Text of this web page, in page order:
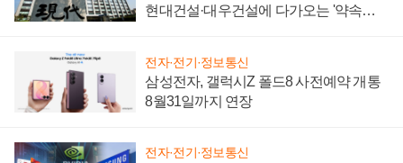
현대건설·대우건설에 다가오는 '약속의
전자·전기·정보통신
삼성전자, 갤럭시Z 폴드8 사전예약 개통
8월31일까지 연장
전자·전기·정보통신